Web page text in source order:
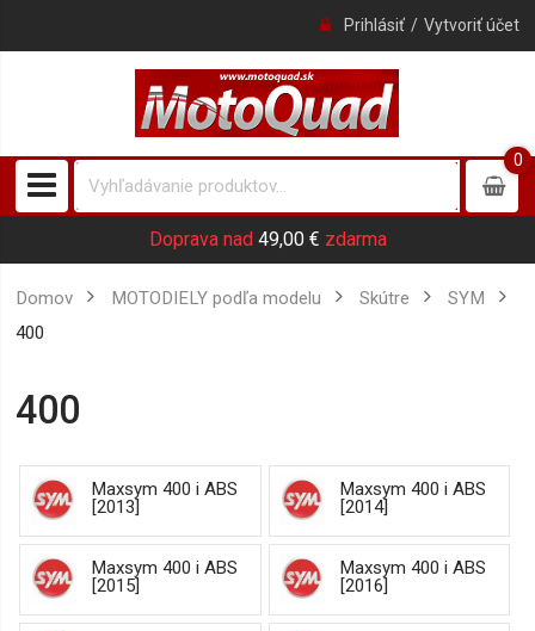
Prihlásiť Vytvoriť účet
0
0item
Doprava nad 49,00 € zdarma
Domov MOTODIELY podľa modelu Skútre
SYM
400
400
Maxsym 400 i ABS
[2013]
Maxsym 400 i ABS
[2014]
Maxsym 400 i ABS
[2015]
Maxsym 400 i ABS
[2016]